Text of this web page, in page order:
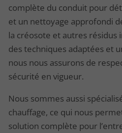
complète du conduit pour
et un nettoyage approfondi
la créosote et autres résidus
des techniques adaptées et
nous nous assurons de
sécurité en vigueur.
Nous sommes aussi
chauffage, ce qui nous
solution complète pour